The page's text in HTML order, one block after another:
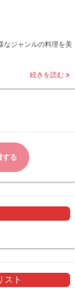
なジャンルの料理を美
続きを読む
スト